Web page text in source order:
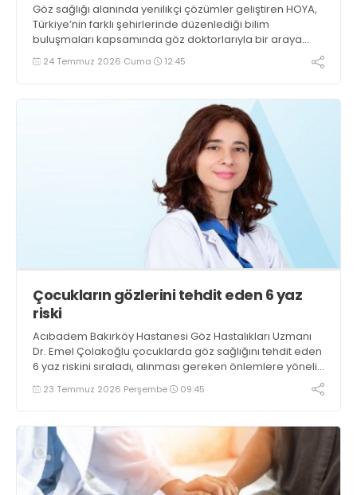
Göz sağlığı alanında yenilikçi çözümler geliştiren HOYA,
Türkiye’nin farklı şehirlerinde düzenlediği bilim
buluşmaları kapsamında göz doktorlarıyla bir araya
geldi
24 Temmuz 2026 Cuma 12:45
Çocukların gözlerini tehdit eden 6 yaz
riski
Acıbadem Bakırköy Hastanesi Göz Hastalıkları Uzmanı
Dr. Emel Çolakoğlu çocuklarda göz sağlığını tehdit eden
6 yaz riskini sıraladı, alınması gereken önlemlere yönelik
önemli uyarılar ve önerilerde bulundu
23 Temmuz 2026 Perşembe 09:45